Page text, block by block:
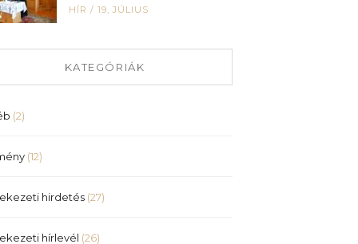
HÍR / 19, JÚLIUS
KATEGÓRIÁK
(2)
(12)
hirdetés (27)
hírlevél (26)